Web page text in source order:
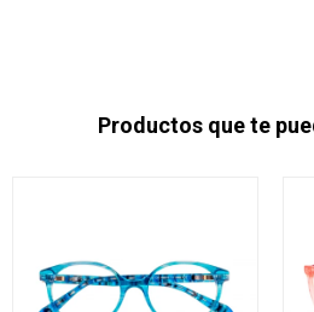
Productos que te